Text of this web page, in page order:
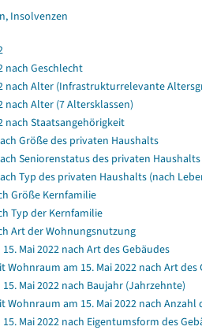
Insolvenzen
nach Geschlecht
nach Alter (Infrastrukturrelevante
nach Alter (7 Altersklassen)
nach Staatsangehörigkeit
Größe des privaten Haushalts
Seniorenstatus des privaten Haushalts
Typ des privaten Haushalts (nach
Größe Kernfamilie
Typ der Kernfamilie
Art der Wohnungsnutzung
Mai 2022 nach Art des Gebäudes
am 15. Mai 2022 nach Art des
Mai 2022 nach Baujahr (Jahrzehnte)
Wohnraum am 15. Mai 2022 nach
Mai 2022 nach Eigentumsform des